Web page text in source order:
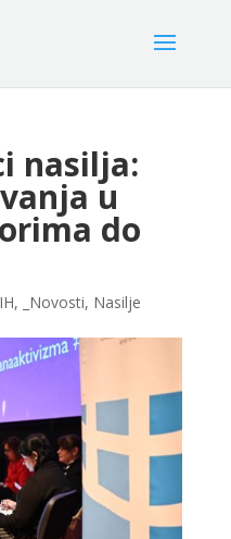
nasilja:
u
do
, _Novosti, Nasilje